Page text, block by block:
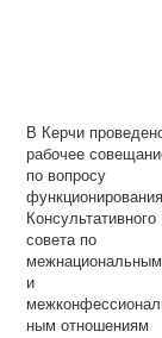
В Керчи
рабочее
по вопросу
функционирования
Консультативного
совета по
межнациональным
и
ным отношениям